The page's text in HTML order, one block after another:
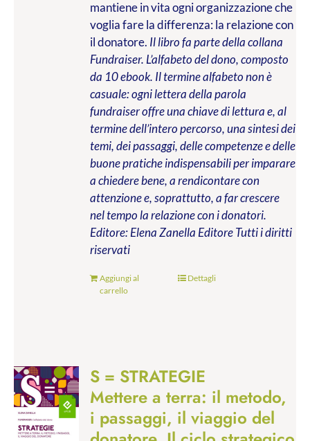
mantiene in vita ogni organizzazione che
voglia fare la differenza: la relazione con
il donatore. Il libro fa parte della collana
Fundraiser. L’alfabeto del dono, composto
da 10 ebook. Il termine alfabeto non è
casuale: ogni lettera della parola
fundraiser offre una chiave di lettura e, al
termine dell’intero percorso, una sintesi dei
temi, dei passaggi, delle competenze e delle
buone pratiche indispensabili per imparare
a chiedere bene, a rendicontare con
attenzione e, soprattutto, a far crescere
nel tempo la relazione con i donatori.
Editore: Elena Zanella EditoreTutti i diritti
riservati
Aggiungi al
carrello
Dettagli
S = STRATEGIE
Mettere a terra: il metodo,
i passaggi, il viaggio del